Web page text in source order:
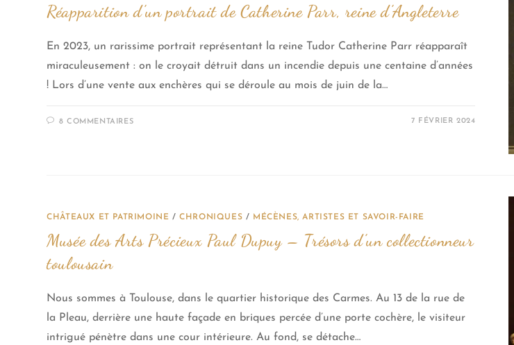
Réapparition d’un portrait de Catherine Parr, reine d’Angleterre
En 2023, un rarissime portrait représentant la reine Tudor Catherine Parr réapparaît
miraculeusement : on le croyait détruit dans un incendie depuis une centaine d’années
! Lors d’une vente aux enchères qui se déroule au mois de juin de la…
8 COMMENTAIRES 7 FÉVRIER 2024
CHÂTEAUX ET PATRIMOINE /CHRONIQUES / MÉCÈNES, ARTISTES ET SAVOIR-FAIRE
Musée des Arts Précieux Paul Dupuy – Trésors d’un collectionneur
toulousain
Nous sommes à Toulouse, dans le quartier historique des Carmes. Au 13 de la rue de
la Pleau, derrière une haute façade en briques percée d’une porte cochère, le visiteur
intrigué pénètre dans une cour intérieure. Au fond, se détache…